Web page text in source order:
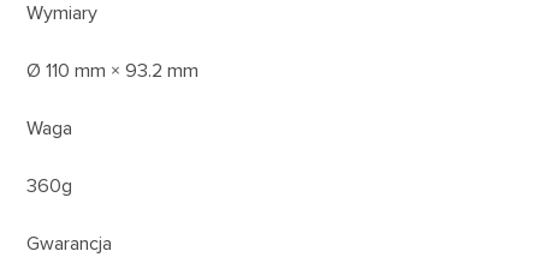
Wymiary
Ø 110 mm × 93.2 mm
Waga
360g
Gwarancja